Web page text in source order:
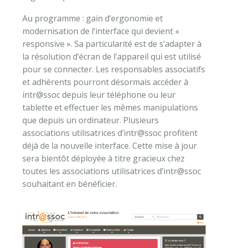
Au programme : gain d’ergonomie et
modernisation de l’interface qui devient «
responsive ». Sa particularité est de s’adapter à
la résolution d’écran de l’appareil qui est utilisé
pour se connecter. Les responsables associatifs
et adhérents pourront désormais accéder à
intr@ssoc depuis leur téléphone ou leur
tablette et effectuer les mêmes manipulations
que depuis un ordinateur. Plusieurs
associations utilisatrices d’intr@ssoc profitent
déjà de la nouvelle interface. Cette mise à jour
sera bientôt déployée à titre gracieux chez
toutes les associations utilisatrices d’intr@ssoc
souhaitant en bénéficier.